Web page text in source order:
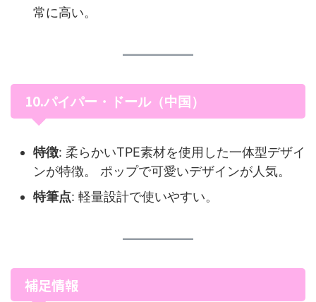
常に高い。
10.パイパー・ドール（中国）
特徴: 柔らかいTPE素材を使用した一体型デザイ
ンが特徴。 ポップで可愛いデザインが人気。
特筆点: 軽量設計で使いやすい。
補足情報